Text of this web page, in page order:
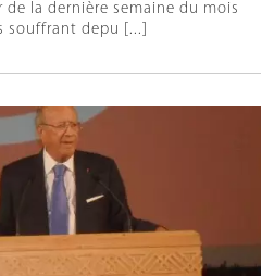
la dernière semaine du mois
souffrant depu [...]